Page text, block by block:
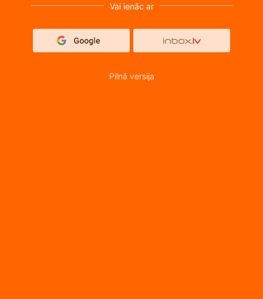
Vai ienāc ar
Pilnā versija